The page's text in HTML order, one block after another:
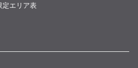
定エリア表